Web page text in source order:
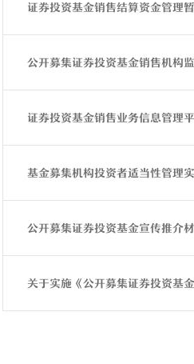
证券投资基金销售结算资金管理
公开募集证券投资基金销售机构
证券投资基金销售业务信息管理
基金募集机构投资者适当性管理
公开募集证券投资基金宣传推介
关于实施《公开募集证券投资基